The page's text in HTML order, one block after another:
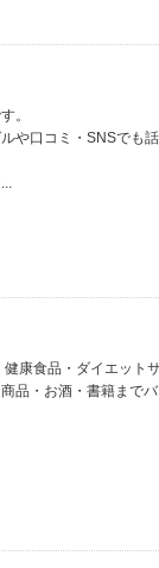
。
や口コミ・SNSでも
康食品・ダイエット
品・お酒・書籍まで